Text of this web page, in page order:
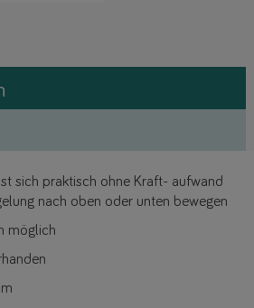
sich praktisch ohne Kraft- aufwand
nach oben oder unten bewegen
möglich